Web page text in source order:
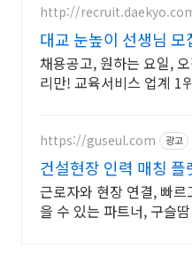
http://
대교 눈높이 선생님 모
채용공고, 원하는 요일,
리만! 교육서비스 업계 1
https://guseul.com 광고
건설현장 인력 매칭 플
근로자와 현장 연결, 빠
을 수 있는 파트너, 구슬땀